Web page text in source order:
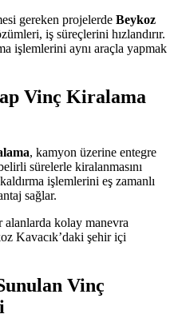
gereken projelerde Beykoz
iş süreçlerini hızlandırır.
işlemlerini aynı araçla yapmak
Vinç Kiralama
, kamyon üzerine entegre
sürelerle kiralanmasını
işlemlerini eş zamanlı
sağlar.
kolay manevra
Kavacık’daki şehir içi
Vinç